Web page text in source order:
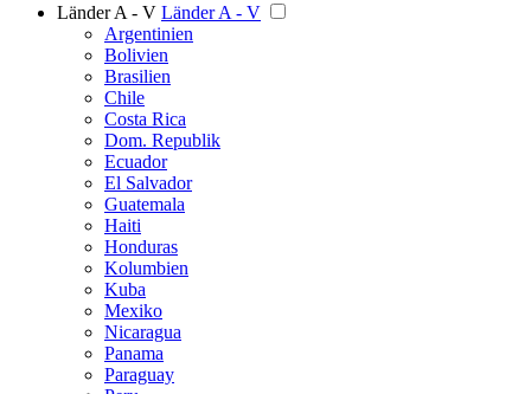
Länder A - V Länder A - V
Argentinien
Bolivien
Brasilien
Chile
Costa Rica
Dom. Republik
Ecuador
El Salvador
Guatemala
Haiti
Honduras
Kolumbien
Kuba
Mexiko
Nicaragua
Panama
Paraguay